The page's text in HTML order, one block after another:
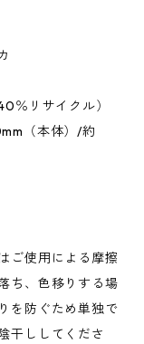
％リサイクル）
（本体）/約
ご使用による摩擦
ち、色移りする場
を防ぐため単独で
干ししてくださ